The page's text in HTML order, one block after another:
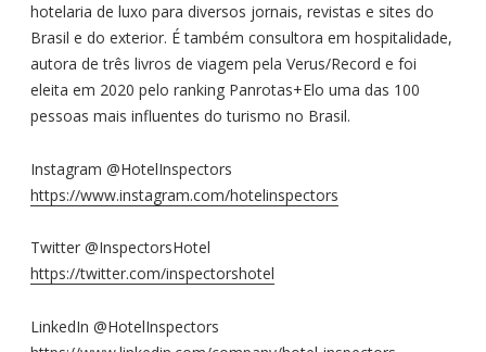
hotelaria de luxo para diversos jornais, revistas e sites do
Brasil e do exterior. É também consultora em hospitalidade,
autora de três livros de viagem pela Verus/Record e foi
eleita em 2020 pelo ranking Panrotas+Elo uma das 100
pessoas mais influentes do turismo no Brasil.
Instagram @HotelInspectors
https://www.instagram.com/hotelinspectors
Twitter @InspectorsHotel
https://twitter.com/inspectorshotel
LinkedIn @HotelInspectors